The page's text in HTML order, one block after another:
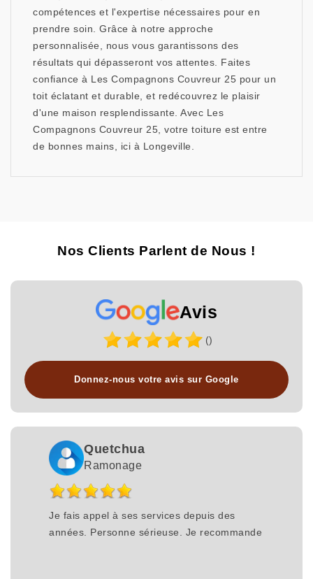
compétences et l'expertise nécessaires pour en
prendre soin. Grâce à notre approche
personnalisée, nous vous garantissons des
résultats qui dépasseront vos attentes. Faites
confiance à Les Compagnons Couvreur 25 pour un
toit éclatant et durable, et redécouvrez le plaisir
d'une maison resplendissante. Avec Les
Compagnons Couvreur 25, votre toiture est entre
de bonnes mains, ici à Longeville.
Nos Clients Parlent de Nous !
Avis
()
Donnez-nous votre avis sur Google
Quetchua
Ramonage
Je fais appel à ses services depuis des
années. Personne sérieuse. Je recommande